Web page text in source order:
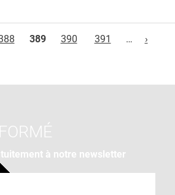
389 390 391 … ›
à notre newsletter